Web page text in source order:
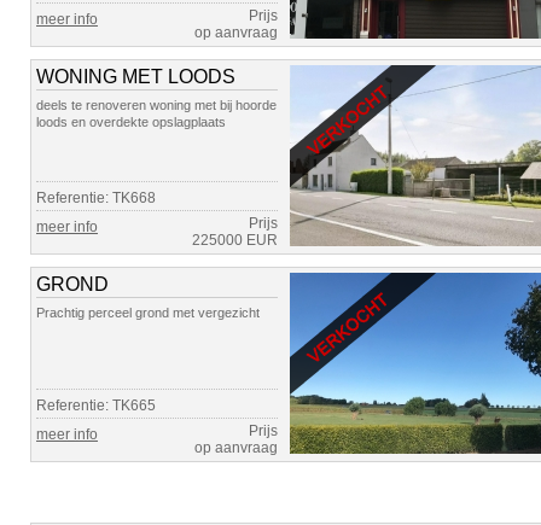
Prijs
op aanvraag
meer info
WONING MET LOODS
deels te renoveren woning met bij hoorde
loods en overdekte opslagplaats
Referentie: TK668
Prijs
225000 EUR
meer info
GROND
Prachtig perceel grond met vergezicht
Referentie: TK665
Prijs
op aanvraag
meer info